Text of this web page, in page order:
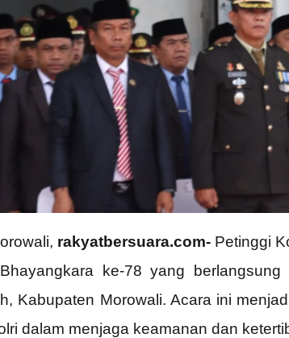
orowali, rakyatbersuara.com- Petinggi
Bhayangkara ke-78 yang
Kabupaten Morowali. Acara ini
dalam menjaga keamanan dan